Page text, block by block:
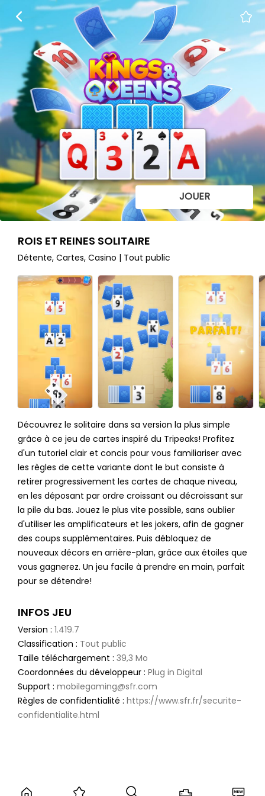
JOUER
ROIS ET REINES SOLITAIRE
Détente, Cartes, Casino | Tout public
Découvrez le solitaire dans sa version la plus simple
grâce à ce jeu de cartes inspiré du Tripeaks! Profitez
d'un tutoriel clair et concis pour vous familiariser avec
les règles de cette variante dont le but consiste à
retirer progressivement les cartes de chaque niveau,
en les déposant par ordre croissant ou décroissant sur
la pile du bas. Jouez le plus vite possible, sans oublier
d'utiliser les amplificateurs et les jokers, afin de gagner
des coups supplémentaires. Puis débloquez de
nouveaux décors en arrière-plan, grâce aux étoiles que
vous gagnerez. Un jeu facile à prendre en main, parfait
pour se détendre!
INFOS JEU
Version : 1.419.7
Classification : Tout public
Taille téléchargement : 39,3 Mo
Coordonnées du développeur : Plug in Digital
Support : mobilegaming@sfr.com
Règles de confidentialité : https://www.sfr.fr/securite-
confidentialite.html